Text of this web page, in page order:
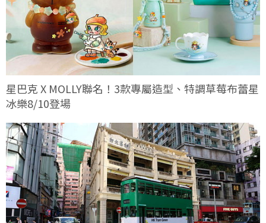
星巴克 X MOLLY聯名！3款專屬造型、特調草莓布蕾星
冰樂8/10登場